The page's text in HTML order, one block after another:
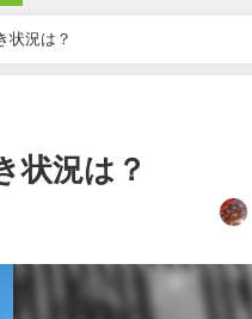
状況は？
状況は？